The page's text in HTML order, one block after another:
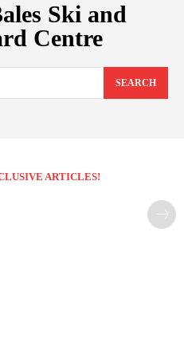
Ski and
Centre
SEARCH
ARTICLES!